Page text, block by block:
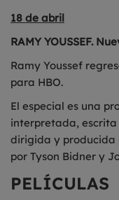
18 de abril
RAMY YOUSSEF.
Ramy Youssef
para HBO.
El especial es una
interpretada, escrita
dirigida y producida
por Tyson Bidner y
PELÍCULAS